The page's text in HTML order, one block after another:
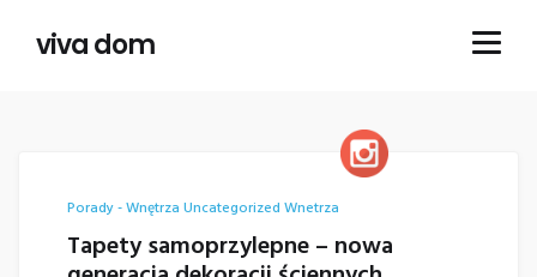
viva dom
Porady - Wnętrza Uncategorized Wnetrza
Tapety samoprzylepne – nowa